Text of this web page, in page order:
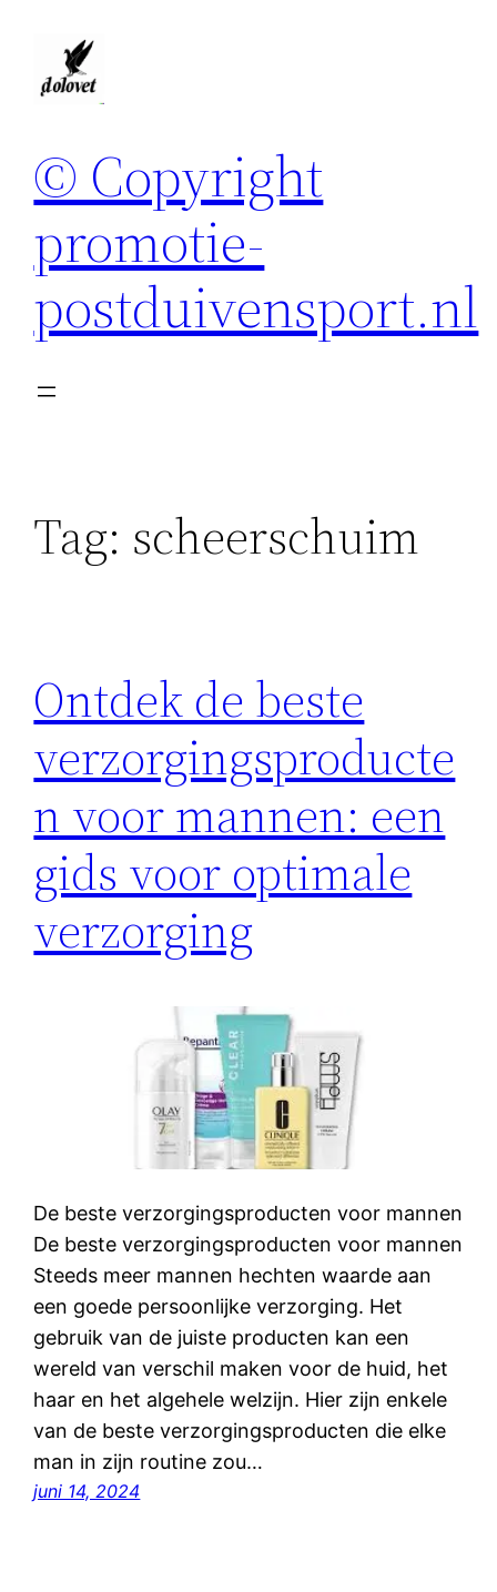
© Copyright
promotie-
postduivensport.nl
Tag: scheerschuim
Ontdek de beste
verzorgingsproducte
n voor mannen: een
gids voor optimale
verzorging
De beste verzorgingsproducten voor mannen
De beste verzorgingsproducten voor mannen
Steeds meer mannen hechten waarde aan
een goede persoonlijke verzorging. Het
gebruik van de juiste producten kan een
wereld van verschil maken voor de huid, het
haar en het algehele welzijn. Hier zijn enkele
van de beste verzorgingsproducten die elke
man in zijn routine zou…
juni 14, 2024